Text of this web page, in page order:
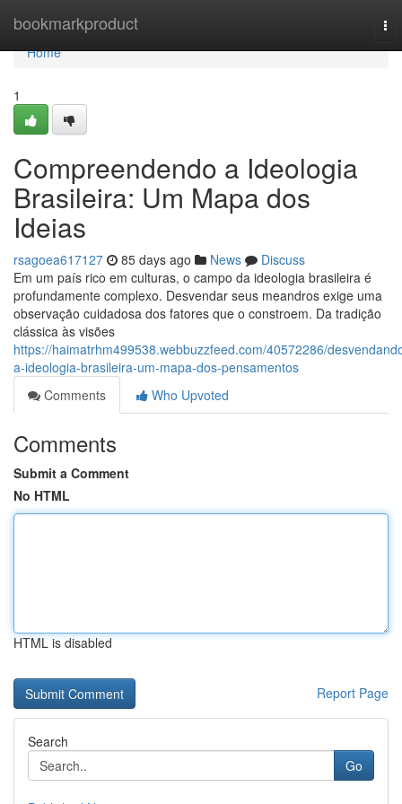
bookmarkproduct
Home
Home
1
Compreendendo a Ideologia
Brasileira: Um Mapa dos
Ideias
rsagoea617127 85 days ago News
Discuss
Em um país rico em culturas, o campo da ideologia brasileira é
profundamente complexo. Desvendar seus meandros exige uma
observação cuidadosa dos fatores que o constroem. Da tradição
clássica às visões
https://haimatrhm499538.webbuzzfeed.com/40572286/
a-ideologia-brasileira-um-mapa-dos-pensamentos
Comments
Who Upvoted
Comments
Submit a Comment
No HTML
HTML is disabled
Report Page
Search
Go